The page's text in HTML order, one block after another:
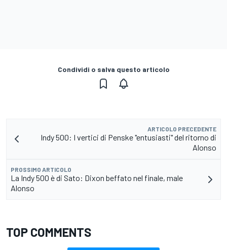
Condividi o salva questo articolo
ARTICOLO PRECEDENTE
Indy 500: I vertici di Penske "entusiasti" del ritorno di
Alonso
PROSSIMO ARTICOLO
La Indy 500 è di Sato: Dixon beffato nel finale, male
Alonso
TOP COMMENTS